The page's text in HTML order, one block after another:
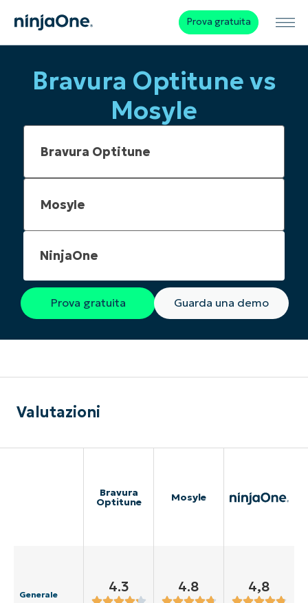
Prova gratuita
Bravura Optitune vs
Mosyle
NinjaOne
Prova gratuita Guarda una demo
Valutazioni
Bravura
Optitune Mosyle
Generale 4.3 4.8 4,8